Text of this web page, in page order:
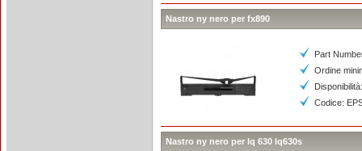
Nastro ny nero per fx890
Part
Ordine
Codice:
Nastro ny nero per lq 630 lq630s